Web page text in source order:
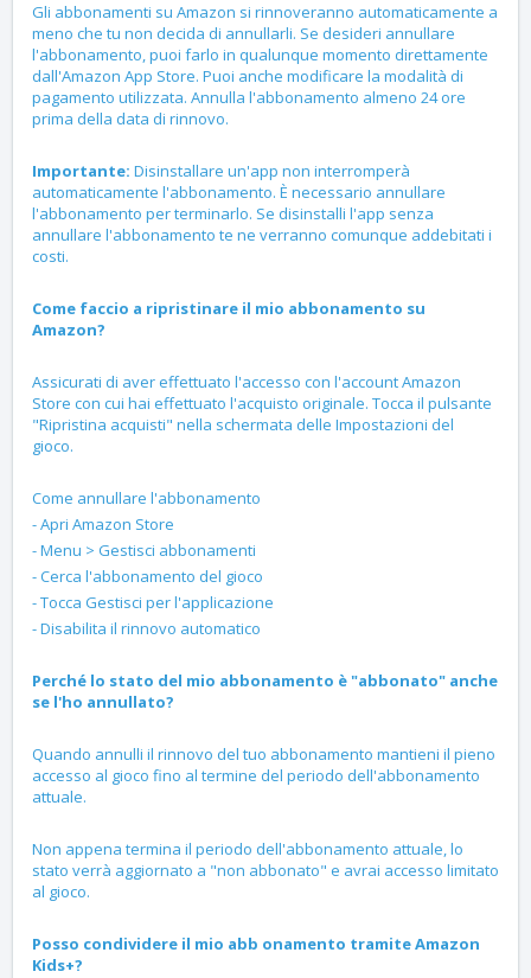
Gli abbonamenti su Amazon si rinnoveranno automaticamente a
meno che tu non decida di annullarli. Se desideri annullare
l'abbonamento, puoi farlo in qualunque momento direttamente
dall'Amazon App Store. Puoi anche modificare la modalità di
pagamento utilizzata. Annulla l'abbonamento almeno 24 ore
prima della data di rinnovo.
Importante: Disinstallare un'app non interromperà
automaticamente l'abbonamento. È necessario annullare
l'abbonamento per terminarlo. Se disinstalli l'app senza
annullare l'abbonamento te ne verranno comunque addebitati i
costi.
Come faccio a ripristinare il mio abbonamento su
Amazon?
Assicurati di aver effettuato l'accesso con l'account Amazon
Store con cui hai effettuato l'acquisto originale. Tocca il pulsante
"Ripristina acquisti" nella schermata delle Impostazioni del
gioco.
Come annullare l'abbonamento
- Apri Amazon Store
- Menu > Gestisci abbonamenti
- Cerca l'abbonamento del gioco
- Tocca Gestisci per l'applicazione
- Disabilita il rinnovo automatico
Perché lo stato del mio abbonamento è "abbonato" anche
se l'ho annullato?
Quando annulli il rinnovo del tuo abbonamento mantieni il pieno
accesso al gioco fino al termine del periodo dell'abbonamento
attuale.
Non appena termina il periodo dell'abbonamento attuale, lo
stato verrà aggiornato a "non abbonato" e avrai accesso limitato
al gioco.
Posso condividere il mio abb onamento tramite Amazon
Kids+?